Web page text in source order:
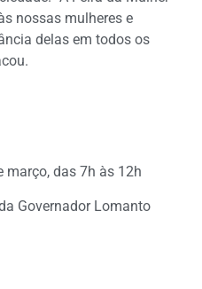
nossas mulheres e
delas em todos os
março, das 7h às 12h
Governador Lomanto